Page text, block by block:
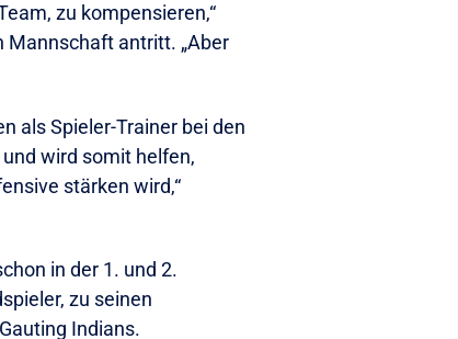
zu kompensieren,“
Mannschaft antritt. „Aber
als Spieler-Trainer bei den
wird somit helfen,
stärken wird,“
in der 1. und 2.
zu seinen
Indians.